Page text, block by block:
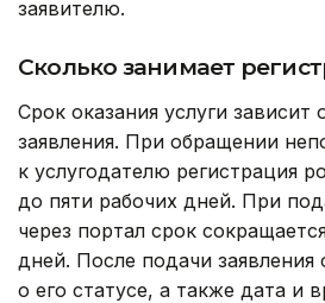
заявителю.
Сколько занимает
Срок оказания услуги зависит
заявления. При обращении
к услугодателю регистрация
до пяти рабочих дней. При
через портал срок
дней. После подачи
о его статусе, а также дата и